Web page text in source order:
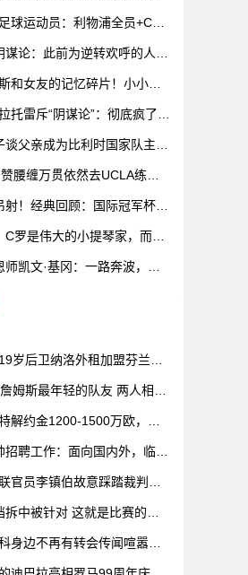
球运动员：利物浦全员+C罗
论：此前为逆转欢呼的人，
和女友的记忆碎片！小小年
托雷斥“阴谋论”：彻底疯了，
父亲成为比利时国家队主教
腰缠万贯依然去UCLA练
！经典回顾：国际冠军杯尤
罗是伟大的小提琴家，而梅
凯文·基冈：一路奔波，刚
岁后卫纳洛外租加盟芬兰球
姆斯最年轻的队友 两人相差
解约金1200-1500万欧，但
聘工作：面向国内外，临时
官员李镇伯故意踩踏裁判，
中被针对 这就是比赛的一
身边不再有转会传闻喧嚣，